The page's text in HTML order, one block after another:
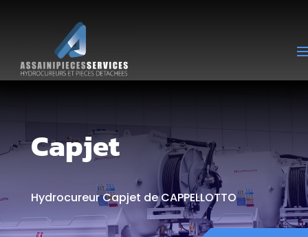
Capjet
Hydrocureur Capjet de CAPPELLOTTO